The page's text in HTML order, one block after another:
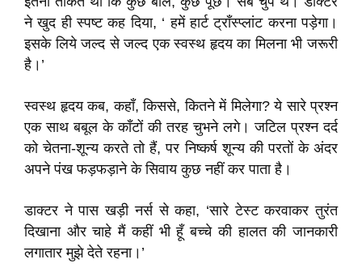
ने खुद ही स्पष्ट कह दिया, ‘ हमें हार्ट ट्राँस्प्लांट करना पड़ेगा।
इसके लिये जल्द से जल्द एक स्वस्थ हृदय का मिलना भी जरूरी
है।’
स्वस्थ हृदय कब, कहाँ, किससे, कितने में मिलेगा? ये सारे प्रश्न
एक साथ बबूल के काँटों की तरह चुभने लगे। जटिल प्रश्न दर्द
को चेतना-शून्य करते तो हैं, पर निष्कर्ष शून्य की परतों के अंदर
अपने पंख फड़फड़ाने के सिवाय कुछ नहीं कर पाता है।
डाक्टर ने पास खड़ी नर्स से कहा, ‘सारे टेस्ट करवाकर तुरंत
दिखाना और चाहे मैं कहीं भी हूँ बच्चे की हालत की जानकारी
लगातार मुझे देते रहना।’